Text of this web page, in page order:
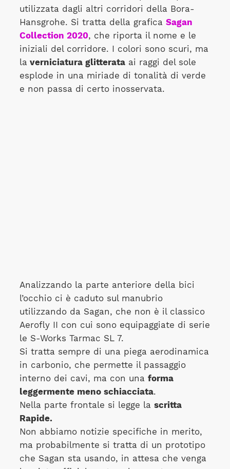
utilizzata dagli altri corridori della Bora-
Hansgrohe. Si tratta della grafica Sagan
Collection 2020, che riporta il nome e le
iniziali del corridore. I colori sono scuri, ma
la verniciatura glitterataai raggi del sole
esplode in una miriade di tonalità di verde
e non passa di certo inosservata.
Analizzando la parte anteriore della bici
l’occhio ci è caduto sul manubrio
utilizzando da Sagan, che non è il classico
Aerofly II con cui sono equipaggiate di serie
le S-Works Tarmac SL 7.
Si tratta sempre di una piega aerodinamica
in carbonio, che permette il passaggio
interno dei cavi, ma con una forma
leggermente meno schiacciata.
Nella parte frontale si legge la scritta
Rapide.
Non abbiamo notizie specifiche in merito,
ma probabilmente si tratta di un prototipo
che Sagan sta usando, in attesa che venga